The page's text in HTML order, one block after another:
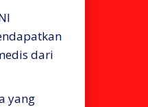
dari
yang